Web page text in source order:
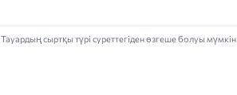
Тауардың сыртқы түрі суреттегіден өзгеше болуы мүмкін